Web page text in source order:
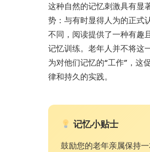
这种自然的记忆刺激具有显
势：与有时显得人为的正式
不同，阅读提供了一种有趣
记忆训练。老年人并不将这
为对他们记忆的“工作”，这
律和持久的实践。
记忆小贴士
鼓励您的老年亲属保持